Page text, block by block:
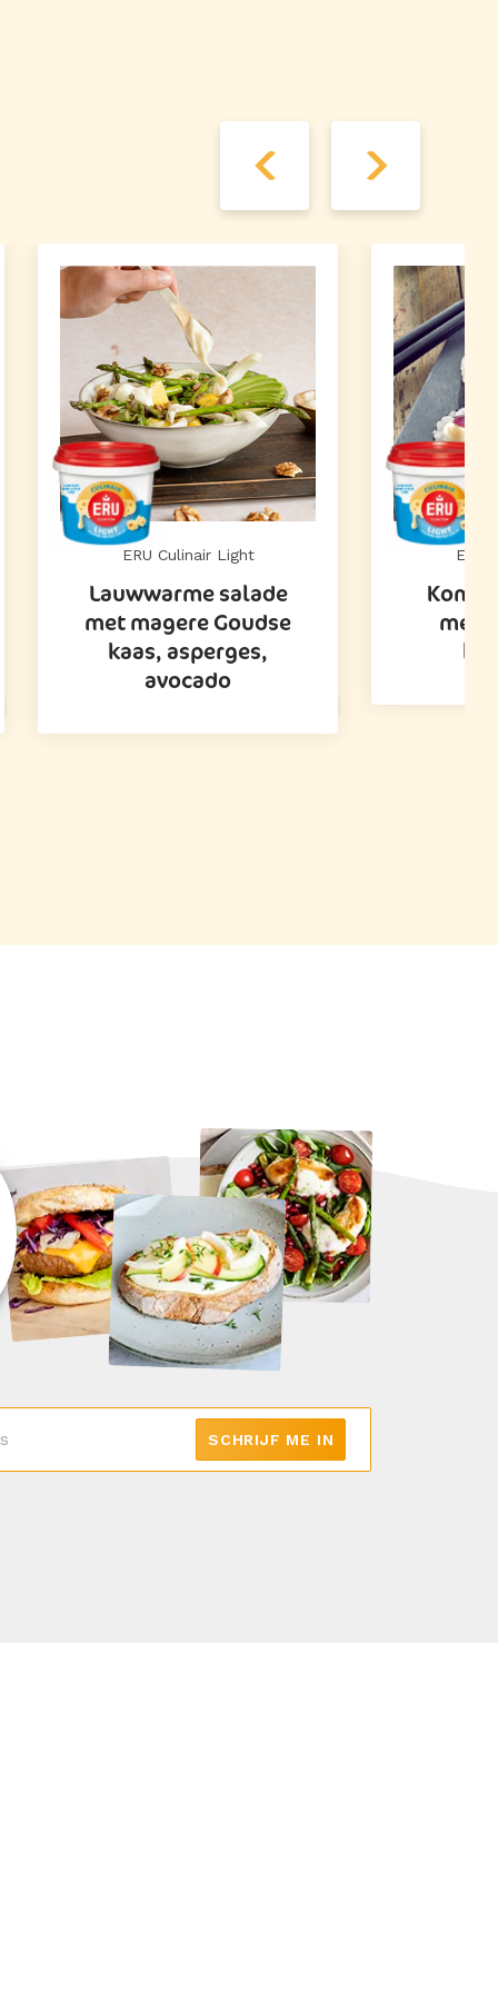
ERU Culinair Light
Lauwwarme salade
met magere Goudse
kaas, asperges,
avocado
ERU
met
SCHRIJF ME IN